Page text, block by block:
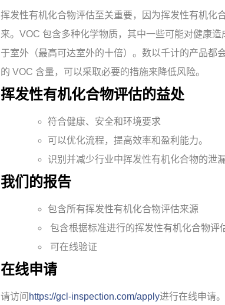
挥发性有机化合物评估至关重要，因为挥发性有机化
来。VOC 包含多种化学物质，其中一些可能对健康
于室外（最高可达室外的十倍）。数以千计的产品都
的 VOC 含量，可以采取必要的措施来降低风险。
挥发性有机化合物评估的益处
符合健康、安全和环境要求
可以优化流程，提高效率和盈利能力。
识别并减少行业中挥发性有机化合物的泄
我们的报告
包含所有挥发性有机化合物评估来源
包含根据标准进行的挥发性有机化合物评
可在线验证
在线申请
请访问 https://gcl-inspection.com/apply进行在线申请。